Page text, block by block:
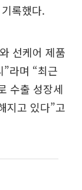
록했다.
선케어 제품
라며 “최근
수출 성장세
지고 있다”고